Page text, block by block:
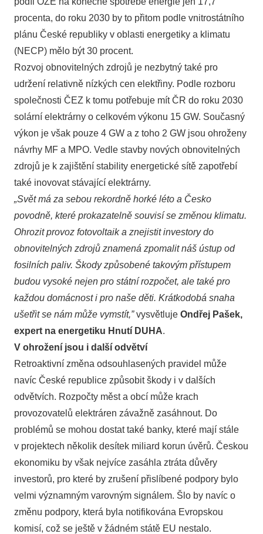
procenta, do roku 2030 by to přitom podle vnitrostátního
plánu České republiky v oblasti energetiky a klimatu
(NECP) mělo být 30 procent.
Rozvoj obnovitelných zdrojů je nezbytný také pro
udržení relativně nízkých cen elektřiny. Podle rozboru
společnosti ČEZ k tomu potřebuje mít ČR do roku 2030
solární elektrárny o celkovém výkonu 15 GW. Současný
výkon je však pouze 4 GW a z toho 2 GW jsou ohroženy
návrhy MF a MPO. Vedle stavby nových obnovitelných
zdrojů je k zajištění stability energetické sítě zapotřebí
také inovovat stávající elektrárny.
„Svět má za sebou rekordně horké léto a Česko
povodně, které prokazatelně souvisí se změnou klimatu.
Ohrozit provoz fotovoltaik a znejistit investory do
obnovitelných zdrojů znamená zpomalit náš ústup od
fosilních paliv. Škody způsobené takovým přístupem
budou vysoké nejen pro státní rozpočet, ale také pro
každou domácnost i pro naše děti. Krátkodobá snaha
ušetřit se nám může vymstít,”vysvětluje Ondřej Pašek,
expert na energetiku Hnutí DUHA.
V ohrožení jsou i další odvětví
Retroaktivní změna odsouhlasených pravidel může
navíc České republice způsobit škody i v dalších
odvětvích. Rozpočty měst a obcí může krach
provozovatelů elektráren závažně zasáhnout. Do
problémů se mohou dostat také banky, které mají stále
v projektech několik desítek miliard korun úvěrů. Českou
ekonomiku by však nejvíce zasáhla ztráta důvěry
investorů, pro které by zrušení přislíbené podpory bylo
velmi významným varovným signálem. Šlo by navíc o
změnu podpory, která byla notifikována Evropskou
komisí, což se ještě v žádném státě EU nestalo.